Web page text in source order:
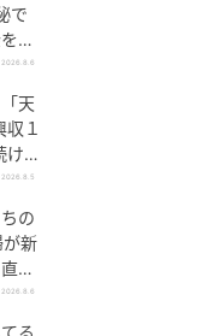
で
稼
2026.8.6
天
１
け
”
2026.8.5
の
新
後
2026.8.6
る